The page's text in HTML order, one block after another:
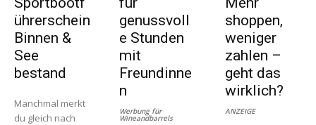
ührerschein
Binnen &
See
bestand
Manchmal merkt
du gleich nach
genussvoll
e Stunden
mit
Freundinne
n
Werbung für
Wineandbarrels
shoppen,
weniger
zahlen –
geht das
wirklich?
ANZEIGE